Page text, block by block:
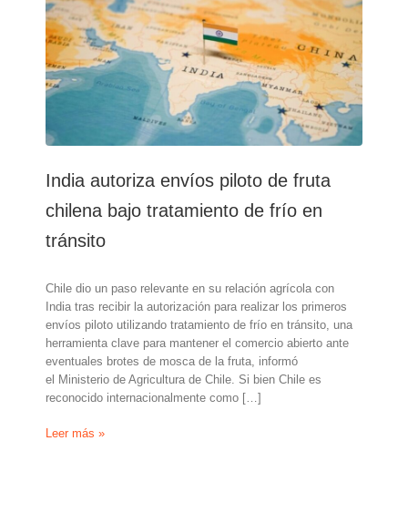
India autoriza envíos piloto de fruta
chilena bajo tratamiento de frío en
tránsito
Chile dio un paso relevante en su relación agrícola con
India tras recibir la autorización para realizar los primeros
envíos piloto utilizando tratamiento de frío en tránsito, una
herramienta clave para mantener el comercio abierto ante
eventuales brotes de mosca de la fruta, informó
el Ministerio de Agricultura de Chile. Si bien Chile es
reconocido internacionalmente como […]
India
Leer más »